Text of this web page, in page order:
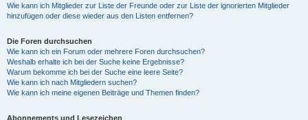
Wie kann ich Mitglieder zur Liste der Freunde oder zur Liste der ignorierten Mitglieder
hinzufügen oder diese wieder aus den Listen entfernen?
Die Foren durchsuchen
Wie kann ich ein Forum oder mehrere Foren durchsuchen?
Weshalb erhalte ich bei der Suche keine Ergebnisse?
Warum bekomme ich bei der Suche eine leere Seite?
Wie kann ich nach Mitgliedern suchen?
Wie kann ich meine eigenen Beiträge und Themen finden?
Abonnements und Lesezeichen